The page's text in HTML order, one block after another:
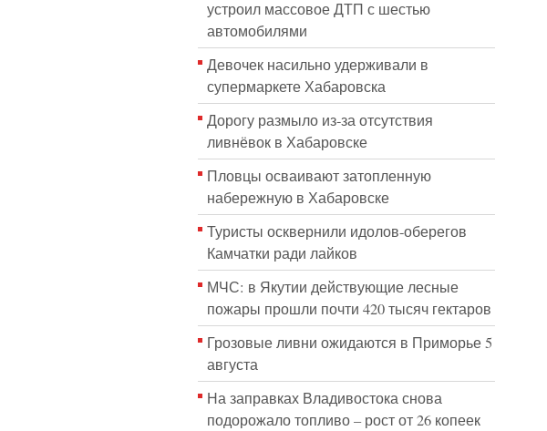
устроил массовое ДТП с шестью
автомобилями
Девочек насильно удерживали в
супермаркете Хабаровска
Дорогу размыло из-за отсутствия
ливнёвок в Хабаровске
Пловцы осваивают затопленную
набережную в Хабаровске
Туристы осквернили идолов-оберегов
Камчатки ради лайков
МЧС: в Якутии действующие лесные
пожары прошли почти 420 тысяч гектаров
Грозовые ливни ожидаются в Приморье 5
августа
На заправках Владивостока снова
подорожало топливо – рост от 26 копеек